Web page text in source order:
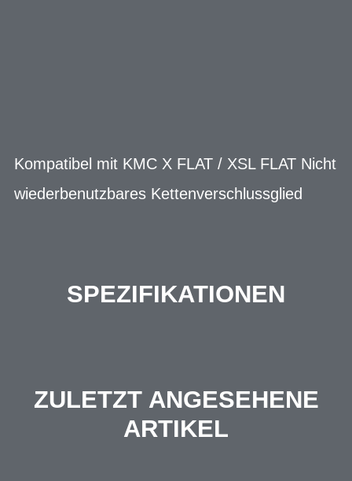
Kompatibel mit KMC X FLAT / XSL FLAT Nicht
wiederbenutzbares Kettenverschlussglied
SPEZIFIKATIONEN
ZULETZT ANGESEHENE
ARTIKEL